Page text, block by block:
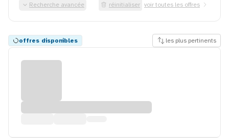
Recherche avancée réinitialiser voir toutes les offres
offres disponibles les plus pertinents